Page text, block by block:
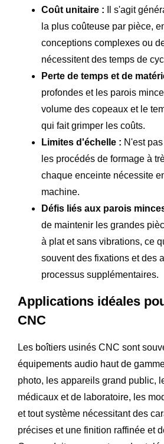
Coût unitaire : Il s'agit
la plus coûteuse par pièce,
conceptions complexes ou
nécessitent des temps de
Perte de temps et de
profondes et les parois
volume des copeaux et le
qui fait grimper les coûts.
Limites d'échelle : N'est
les procédés de formage à
chaque enceinte nécessite
machine.
Défis liés aux parois
de maintenir les grandes
à plat et sans vibrations, ce
souvent des fixations et des
processus supplémentaires.
Applications idéales
CNC
Les boîtiers usinés CNC sont
équipements audio haut de
photo, les appareils grand public,
médicaux et de laboratoire, les
et tout système nécessitant des
précises et une finition raffinée et